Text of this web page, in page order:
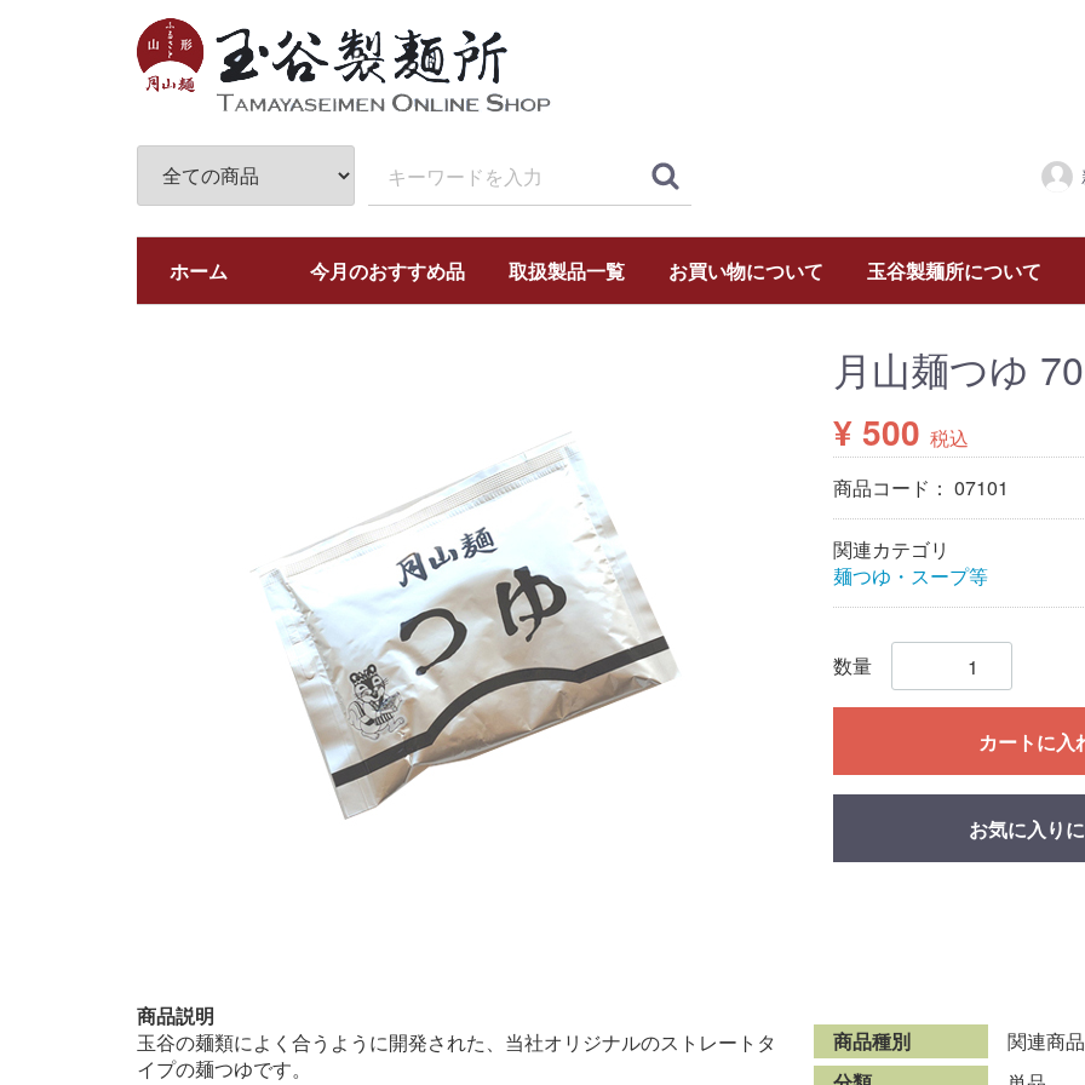
ホーム 今月のおすすめ品 取扱製品一覧 お買い物について 玉谷製麺所について
月山麺つゆ
¥ 500 税込
商品コード： 07101
関連カテゴリ
麺つゆ・スープ等
数量
カートに入
お気に入り
商品説明
玉谷の麺類によく合うように開発された、当社オリジナルのストレートタ
イプの麺つゆです。
商品種別
関連商品